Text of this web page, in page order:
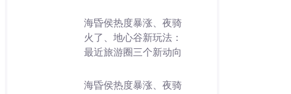
海昏侯热度暴涨、夜骑
火了、地心谷新玩法：
最近旅游圈三个新动向
海昏侯热度暴涨、夜骑